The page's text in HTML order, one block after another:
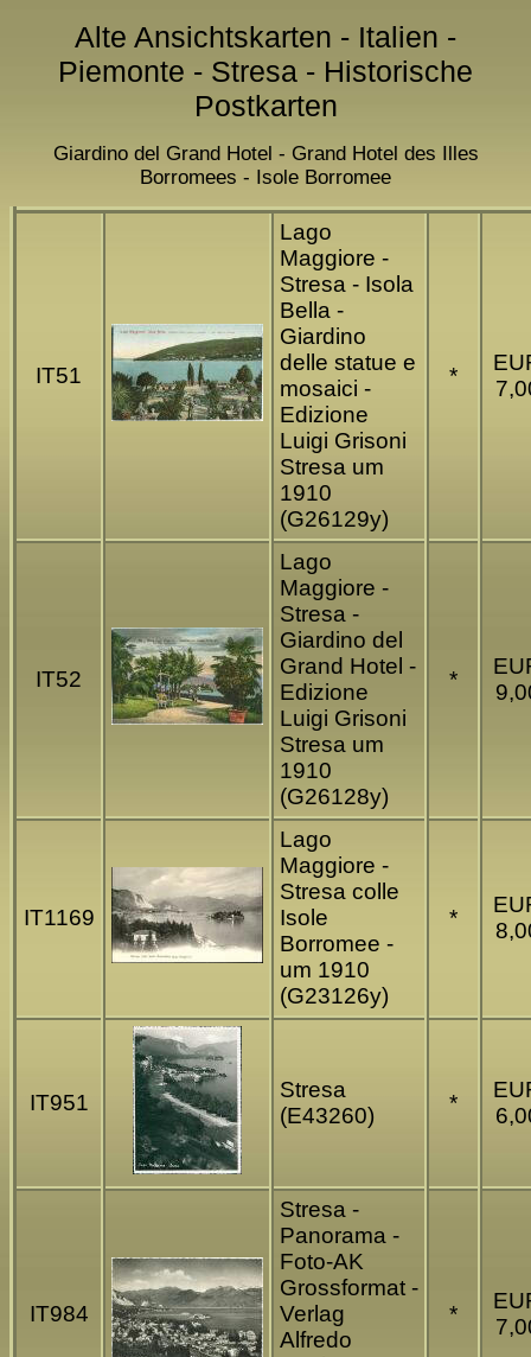
Alte Ansichtskarten - Italien -
Piemonte - Stresa - Historische
Postkarten
Giardino del Grand Hotel - Grand Hotel des Illes
Borromees - Isole Borromee
IT51
Lago
Maggiore -
Stresa - Isola
Bella -
Giardino
delle statue e
mosaici -
Edizione
Luigi Grisoni
Stresa um
1910
(G26129y)
*
IT52
Lago
Maggiore -
Stresa -
Giardino del
Grand Hotel -
Edizione
Luigi Grisoni
Stresa um
1910
(G26128y)
*
IT1169
Lago
Maggiore -
Stresa colle
Isole
Borromee -
um 1910
(G23126y)
*
IT951
Stresa
(E43260)
*
IT984
Stresa -
Panorama -
Foto-AK
Grossformat -
Verlag
Alfredo
*